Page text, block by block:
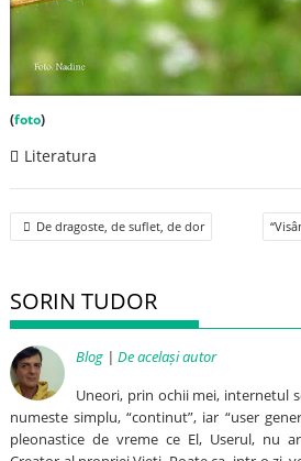
(foto)
Literatura
Post
navigation
De dragoste, de suflet, de dor
SORIN TUDOR
Blog |De același autor
Uneori, prin ochii mei, internetul
numeste simplu, “continut”, iar “user
pleonastice de vreme ce El, Userul, nu